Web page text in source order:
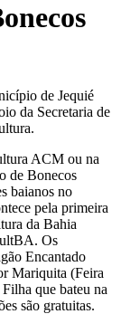
de Jequié
da Secretaria de
ACM ou na
de Bonecos
baianos no
pela primeira
da Bahia
Os
Encantado
Mariquita (Feira
que bateu na
são gratuitas.